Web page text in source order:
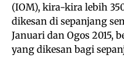
(IOM), kira-kira lebih
dikesan di sepanjang
Januari dan Ogos 2015,
yang dikesan bagi